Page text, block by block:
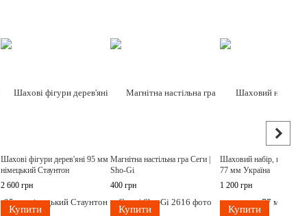
Шахові фігури дерев'яні 95 мм
німецький Стаунтон
2 600 грн
Купити
Магнітна настільна гра Сеги |
Sho-Gi
400 грн
Купити
Шаховий набір,
77 мм Україна
1 200 грн
Купити